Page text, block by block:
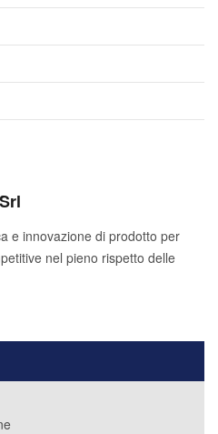
e innovazione di prodotto per
nel pieno rispetto delle